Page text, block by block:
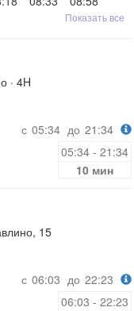
Показать все
· 4H
с 05:34 до 21:34
05:34 - 21:34
10 мин
15
с 06:03 до 22:23
06:03 - 22:23